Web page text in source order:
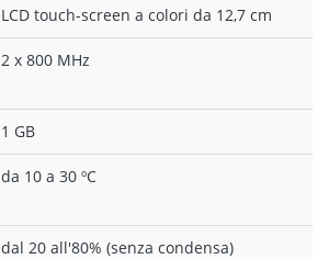
LCD touch-screen a colori da 12,7 cm
2 x 800 MHz
1 GB
da 10 a 30 ºC
dal 20 all'80% (senza condensa)